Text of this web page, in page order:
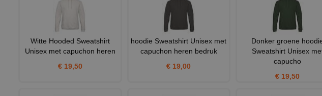
Witte Hooded Sweatshirt
Unisex met capuchon heren
€ 19,50
hoodie Sweatshirt Unisex met
capuchon heren bedruk
€ 19,00
Donker groene
Sweatshirt Unisex
capucho
€ 19,50